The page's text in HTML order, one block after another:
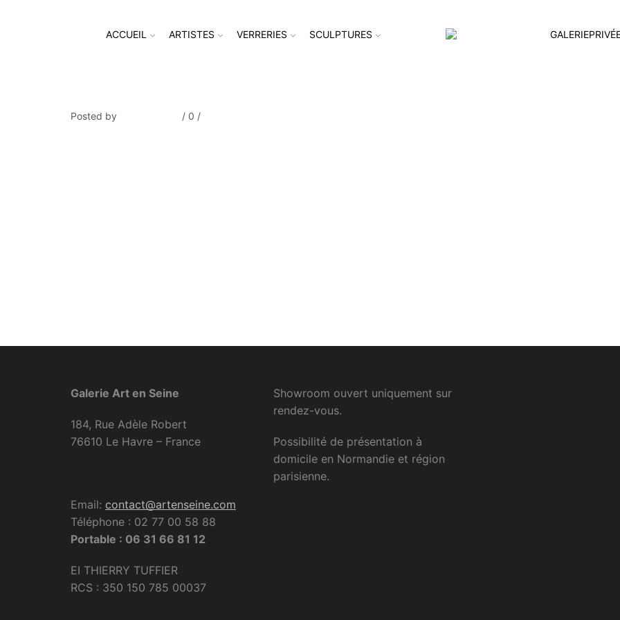
ACCUEIL ARTISTES VERRERIES SCULPTURES
Posted by / 0 /
Galerie Art en Seine
184, Rue Adèle Robert
76610 Le Havre – France
Email: contact@artenseine.com
Téléphone : 02 77 00 58 88
Portable : 06 31 66 81 12
EI THIERRY TUFFIER
RCS : 350 150 785 00037
Showroom ouvert uniquement sur
rendez-vous.
Possibilité de présentation à
domicile en Normandie et région
parisienne.